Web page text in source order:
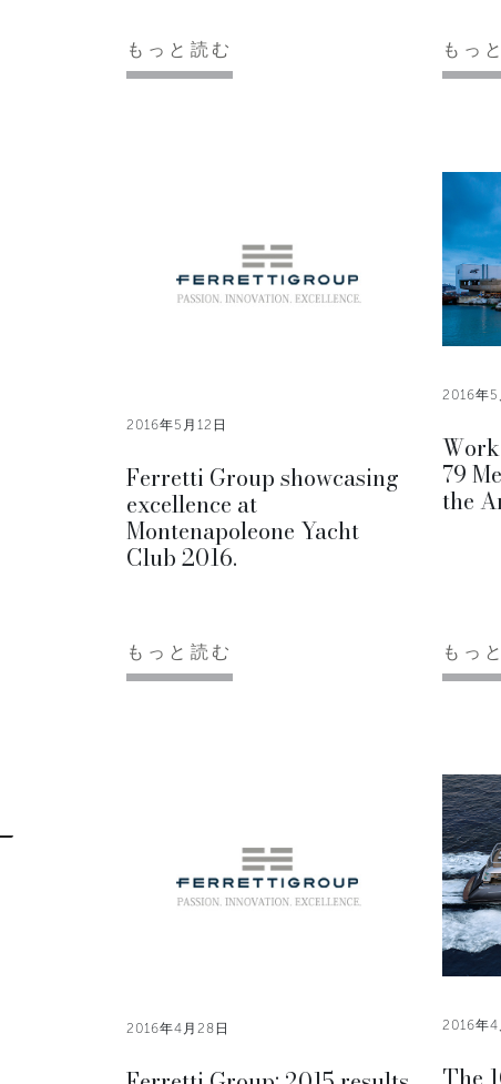
もっと読む もっ
2016年5月12日
Ferretti Group showcasing
excellence at
Montenapoleone Yacht
Club 2016.
もっと読む
2016年5
79
the
もっ
2016年4月28日 2016年4